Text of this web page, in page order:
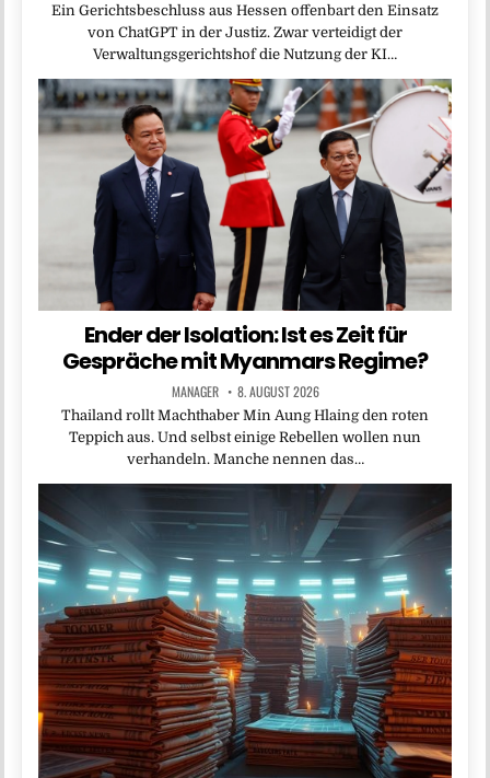
Ein Gerichtsbeschluss aus Hessen offenbart den Einsatz
von ChatGPT in der Justiz. Zwar verteidigt der
Verwaltungsgerichtshof die Nutzung der KI…
Ender der Isolation: Ist es Zeit für
Gespräche mit Myanmars Regime?
MANAGER 8. AUGUST 2026
Thailand rollt Machthaber Min Aung Hlaing den roten
Teppich aus. Und selbst einige Rebellen wollen nun
verhandeln. Manche nennen das…